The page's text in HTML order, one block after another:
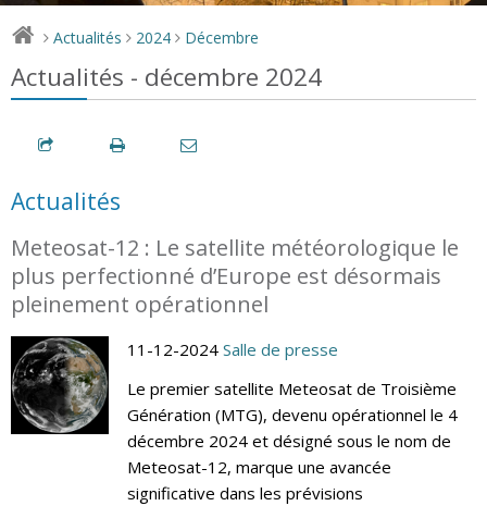
> Actualités > 2024 > Décembre
Actualités - décembre 2024
Actualités
Meteosat-12 : Le satellite météorologique le
plus perfectionné d’Europe est désormais
pleinement opérationnel
11-12-2024 Salle de presse
Le premier satellite Meteosat de Troisième
Génération (MTG), devenu opérationnel le 4
décembre 2024 et désigné sous le nom de
Meteosat-12, marque une avancée
significative dans les prévisions